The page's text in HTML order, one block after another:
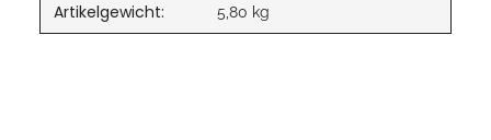
Artikelgewicht: 5,80 kg